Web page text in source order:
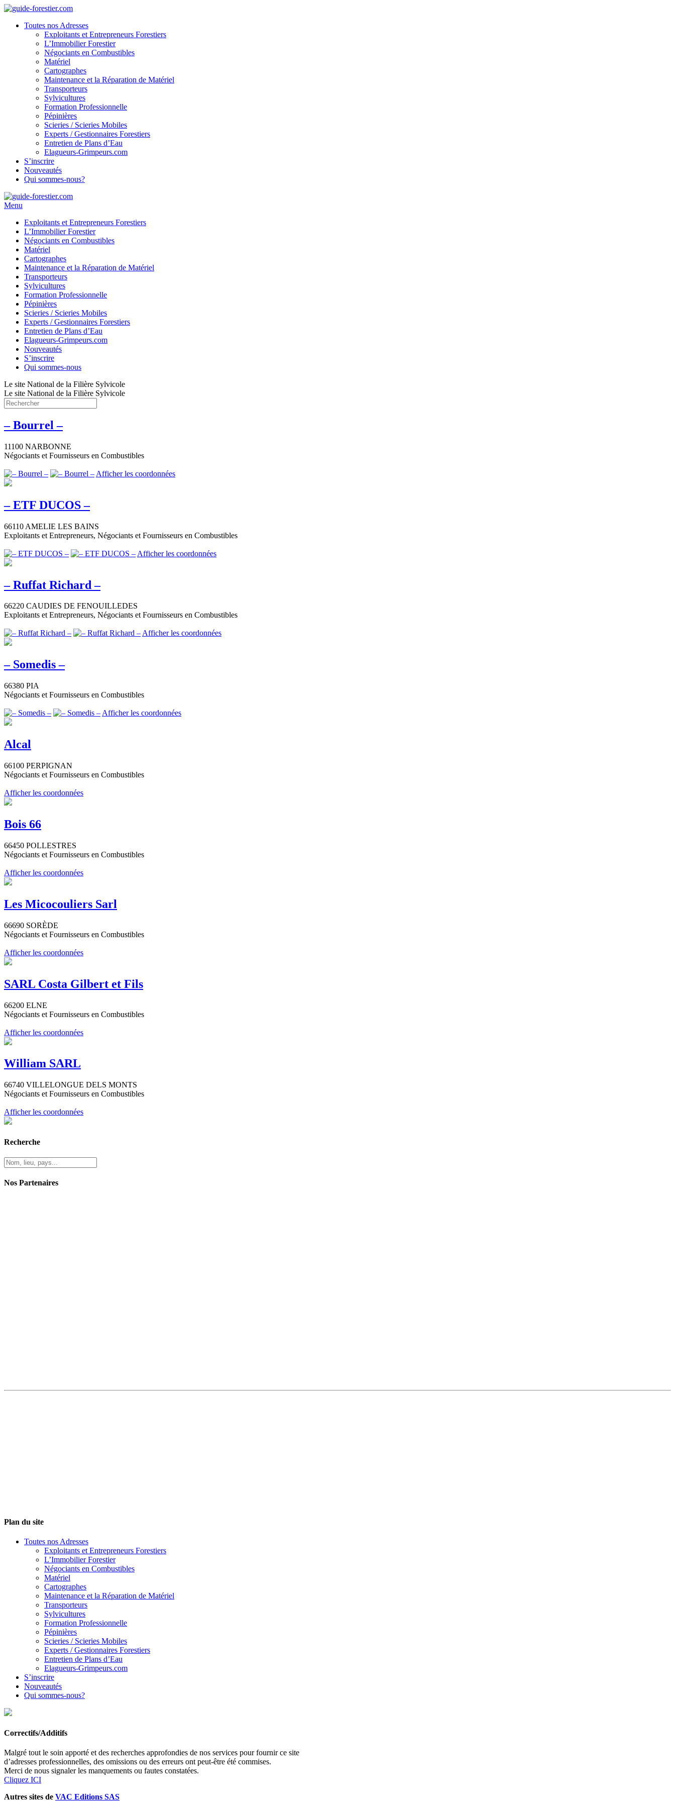
Toutes nos Adresses
Exploitants et Entrepreneurs Forestiers
L’Immobilier Forestier
Négociants en Combustibles
Matériel
Cartographes
Maintenance et la Réparation de Matériel
Transporteurs
Sylvicultures
Formation Professionnelle
Pépinières
Scieries / Scieries Mobiles
Experts / Gestionnaires Forestiers
Entretien de Plans d’Eau
Elagueurs-Grimpeurs.com
S’inscrire
Nouveautés
Qui sommes-nous?
Menu
Exploitants et Entrepreneurs Forestiers
L’Immobilier Forestier
Négociants en Combustibles
Matériel
Cartographes
Maintenance et la Réparation de Matériel
Transporteurs
Sylvicultures
Formation Professionnelle
Pépinières
Scieries / Scieries Mobiles
Experts / Gestionnaires Forestiers
Entretien de Plans d’Eau
Elagueurs-Grimpeurs.com
Nouveautés
S’inscrire
Qui sommes-nous
Le site National de la Filière Sylvicole
Le site National de la Filière Sylvicole
– Bourrel –
11100 NARBONNE
Négociants et Fournisseurs en Combustibles
Afficher les coordonnées
– ETF DUCOS –
66110 AMELIE LES BAINS
Exploitants et Entrepreneurs, Négociants et Fournisseurs en Combustibles
Afficher les coordonnées
– Ruffat Richard –
66220 CAUDIES DE FENOUILLEDES
Exploitants et Entrepreneurs, Négociants et Fournisseurs en Combustibles
Afficher les coordonnées
– Somedis –
66380 PIA
Négociants et Fournisseurs en Combustibles
Afficher les coordonnées
Alcal
66100 PERPIGNAN
Négociants et Fournisseurs en Combustibles
Afficher les coordonnées
Bois 66
66450 POLLESTRES
Négociants et Fournisseurs en Combustibles
Afficher les coordonnées
Les Micocouliers Sarl
66690 SORÈDE
Négociants et Fournisseurs en Combustibles
Afficher les coordonnées
SARL Costa Gilbert et Fils
66200 ELNE
Négociants et Fournisseurs en Combustibles
Afficher les coordonnées
William SARL
66740 VILLELONGUE DELS MONTS
Négociants et Fournisseurs en Combustibles
Afficher les coordonnées
Recherche
Nos Partenaires
Plan du site
Toutes nos Adresses
Exploitants et Entrepreneurs Forestiers
L’Immobilier Forestier
Négociants en Combustibles
Matériel
Cartographes
Maintenance et la Réparation de Matériel
Transporteurs
Sylvicultures
Formation Professionnelle
Pépinières
Scieries / Scieries Mobiles
Experts / Gestionnaires Forestiers
Entretien de Plans d’Eau
Elagueurs-Grimpeurs.com
S’inscrire
Nouveautés
Qui sommes-nous?
Correctifs/Additifs
Malgré tout le soin apporté et des recherches approfondies de nos services pour fournir ce site
d’adresses professionnelles, des omissions ou des erreurs ont peut-être été commises.
Merci de nous signaler les manquements ou fautes constatées.
Cliquez ICI
Autres sites de VAC Editions SAS